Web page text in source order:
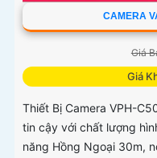
CAMERA
Giá
Giá
Thiết Bị Camera VPH-
tin cậy với chất lượng
năng Hồng Ngoại 30m,